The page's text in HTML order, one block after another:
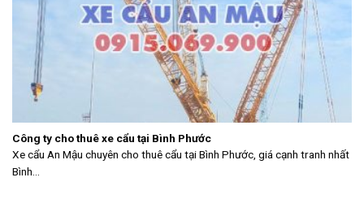
Công ty cho thuê xe cẩu tại Bình Phước
Xe cẩu An Mậu chuyên cho thuê cẩu tại Bình Phước, giá cạnh tranh nhất
Bình...